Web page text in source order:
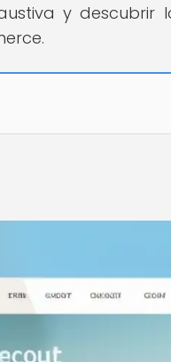
y descubrir